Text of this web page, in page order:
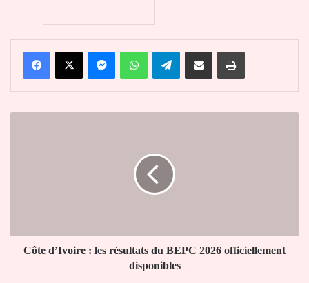
FacebookX MessengerWhatsAppTelegramPartager par email Imprimer
officiellement
disponibles
Côte d’Ivoire : les résultats du BEPC 2026 officiellement
disponibles